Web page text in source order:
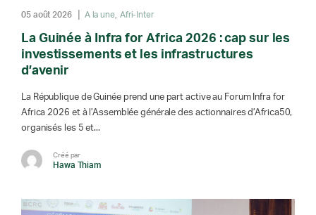
05 août 2026 A la une Afri-Inter
La Guinée à Infra for Africa 2026 : cap sur les
investissements et les infrastructures
d’avenir
La République de Guinée prend une part active au Forum Infra for
Africa 2026 et à l’Assemblée générale des actionnaires d’Africa50,
organisés les 5 et...
Créé par
Hawa Thiam